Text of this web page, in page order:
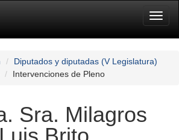
Diputados y diputadas (V Legislatura)
Intervenciones de Pleno
Sra. Milagros